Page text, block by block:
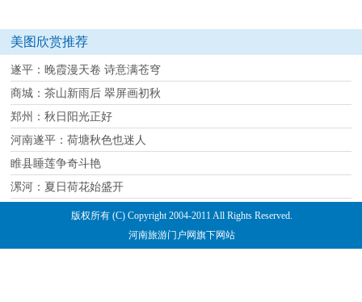
美图欣赏推荐
遂平：晚霞漫天卷 诗意满苍穹
商城：茶山新雨后 翠屏画初秋
郑州：秋日阳光正好
河南遂平：荷塘秋色也迷人
睢县睡莲争奇斗艳
漯河：夏日荷花始盛开
版权所有 (C) Copyright 2004-2011 All Rights Reserved.
河南旅游门户网旗下网站